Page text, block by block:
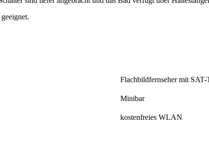
Flachbildfernseher mit
Minibar
kostenfreies WLAN